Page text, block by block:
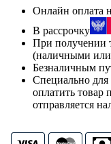
Онлайн оплата
В рассрочку
При получении
(наличными или
Безналичным
Специально
оплатить товар
отправляется